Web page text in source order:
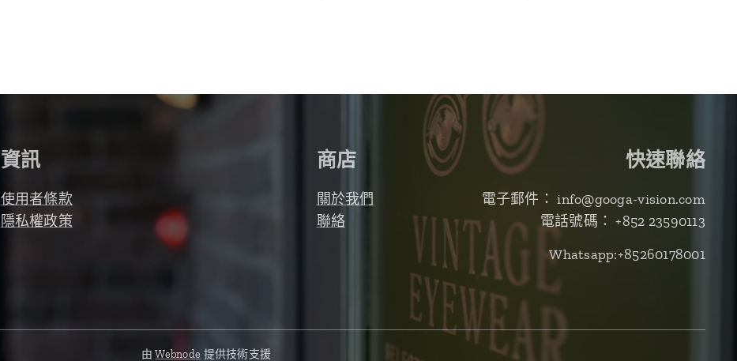
資訊
使用者條款
隱私權政策
商店
關於我們
聯絡
快速聯絡
電子郵件： info@googa-vision.com
電話號碼： +852 23590113
Whatsapp:+85260178001
由Webnode 提供技術支援